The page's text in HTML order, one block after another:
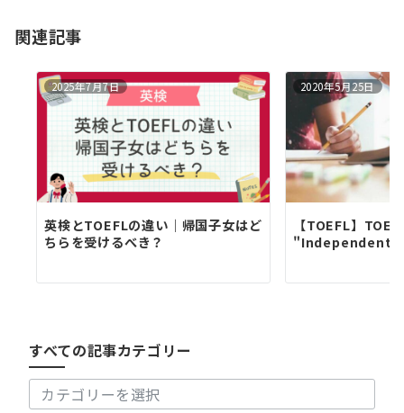
ン
関連記事
2025年7月7日
英検とTOEFLの違い｜帰国子女はど
ちらを受けるべき？
2020年5月25日
【TOEFL】
"Independent
すべての記事カテゴリー
す
記
事